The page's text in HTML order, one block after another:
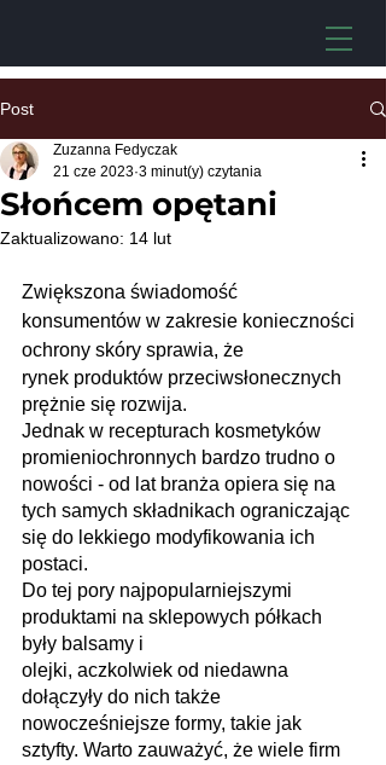
Post
Słońcem opętani
Zuzanna Fedyczak
21 cze 2023 3 minut(y) czytania
Zaktualizowano: 14 lut
Zwiększona świadomość
konsumentów w zakresie konieczności
ochrony skóry sprawia, że
rynek produktów przeciwsłonecznych
prężnie się rozwija.
Jednak w recepturach kosmetyków
promieniochronnych bardzo trudno o
nowości - od lat branża opiera się na
tych samych składnikach ograniczając
się do lekkiego modyfikowania ich
postaci.
Do tej pory najpopularniejszymi
produktami na sklepowych półkach
były balsamy i
olejki, aczkolwiek od niedawna
dołączyły do nich także
nowocześniejsze formy, takie jak
sztyfty. Warto zauważyć, że wiele firm